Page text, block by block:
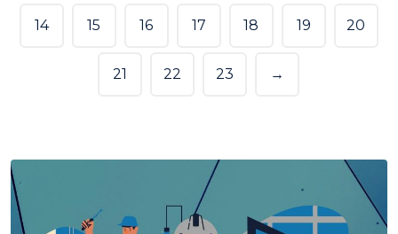
14 15 16 17 18 19 20
21 22 23 →